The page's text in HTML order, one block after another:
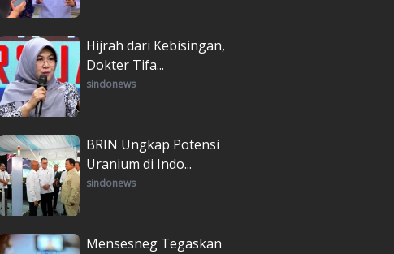
Hijrah dari Kebisingan,
Dokter Tifa...
sindonews
BRIN Ungkap Potensi
Uranium di Indo...
sindonews
Mensesneg Tegaskan